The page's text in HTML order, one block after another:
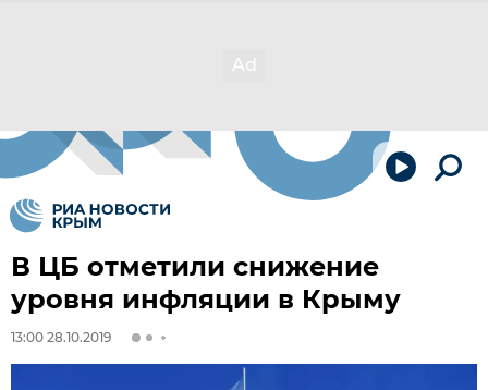
В ЦБ отметили снижение
уровня инфляции в Крыму
13:00 28.10.2019